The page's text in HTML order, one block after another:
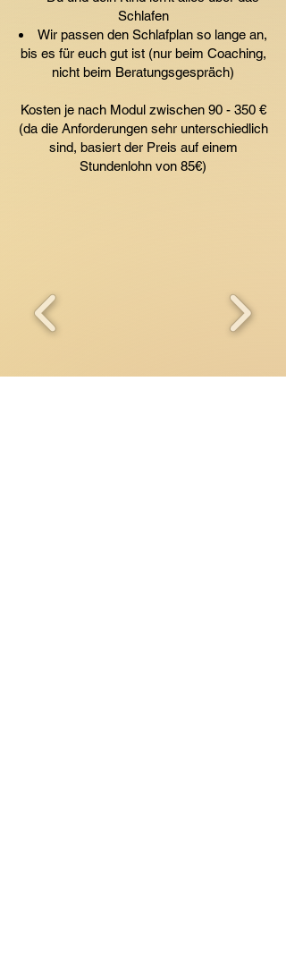
Schlafen
Wir passen den Schlafplan so lange an,
bis es für euch gut ist (nur beim Coaching,
nicht beim Beratungsgespräch)
Kosten je nach Modul zwischen 90 - 350 €
(da die Anforderungen sehr unterschiedlich
sind, basiert der Preis auf einem
Stundenlohn von 85€)